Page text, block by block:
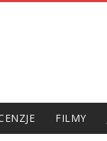
FILMY